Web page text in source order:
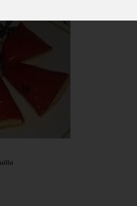
una comida o para el vermut.